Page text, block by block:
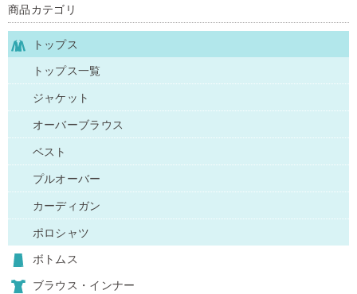
商品カテゴリ
トップス
トップス一覧
ジャケット
オーバーブラウス
ベスト
プルオーバー
カーディガン
ポロシャツ
ボトムス
ブラウス・インナー